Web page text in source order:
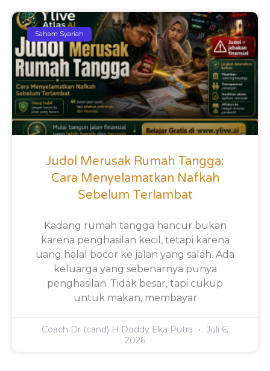
Saham Syariah
Judol Merusak Rumah Tangga:
Cara Menyelamatkan Nafkah
Sebelum Terlambat
Kadang rumah tangga hancur bukan
karena penghasilan kecil, tetapi karena
uang halal bocor ke jalan yang salah. Ada
keluarga yang sebenarnya punya
penghasilan. Tidak besar, tapi cukup
untuk makan, membayar
Coach Dr (cand) H Doddy Eka Putra
Juli 6,
2026